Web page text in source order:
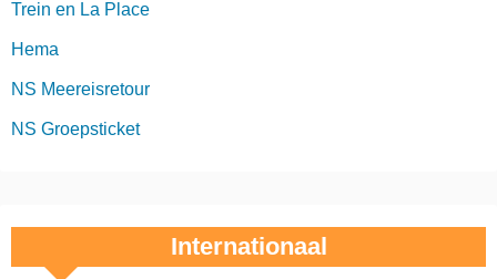
Trein en La Place
Hema
NS Meereisretour
NS Groepsticket
Internationaal